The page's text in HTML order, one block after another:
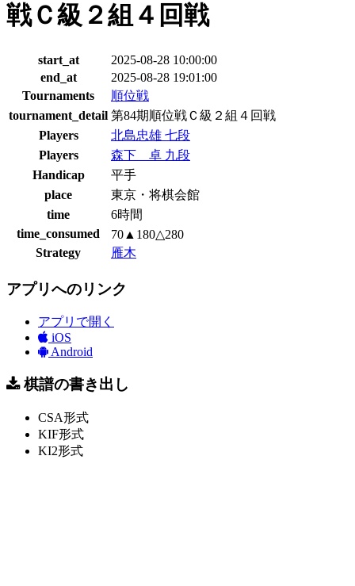
戦Ｃ級２組４回戦
start_at
2025-08-28 10:00:00
end_at
2025-08-28 19:01:00
Tournaments
順位戦
tournament_detail 第84期順位戦Ｃ級２組４回戦
Players
北島忠雄 七段
Players
森下 卓 九段
Handicap
平手
place
東京・将棋会館
time
6時間
time_consumed
70▲180△280
Strategy
雁木
アプリへのリンク
アプリで開く
iOS
Android
棋譜の書き出し
CSA形式
KIF形式
KI2形式